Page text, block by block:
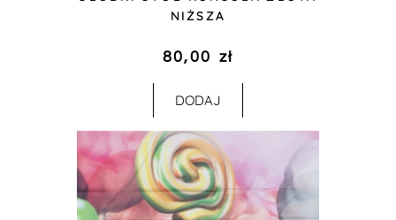
NIŻSZA
80,00 zł
DODAJ